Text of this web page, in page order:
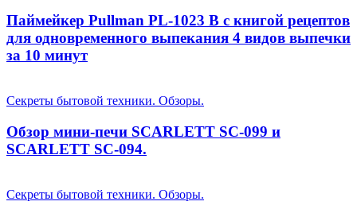
Паймейкер Pullman PL-1023 B с книгой рецептов
для одновременного выпекания 4 видов выпечки
за 10 минут
Секреты бытовой техники. Обзоры.
Обзор мини-печи SCARLETT SC-099 и
SCARLETT SC-094.
Секреты бытовой техники. Обзоры.